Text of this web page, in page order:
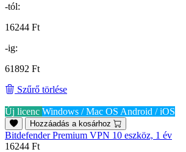
-tól:
16244 Ft
-ig:
61892 Ft
Szűrő törlése
Új licenc Windows / Mac OS Android / iOS
Hozzáadás a kosárhoz
Bitdefender Premium VPN 10 eszköz, 1 év
16244 Ft